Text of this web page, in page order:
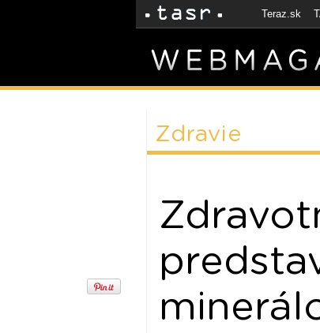
Teraz.sk
Zdravie